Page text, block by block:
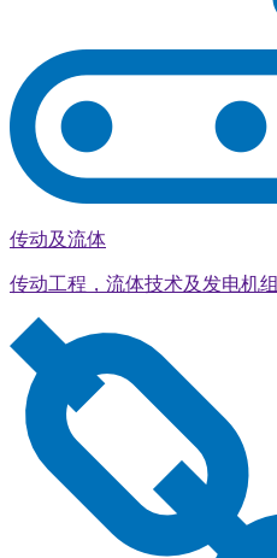
传动及流体
传动工程，流体技术及发电机组